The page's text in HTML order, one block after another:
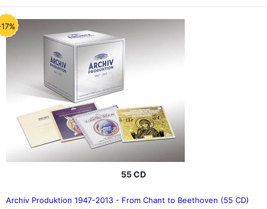
55 CD
Archiv Produktion 1947-2013 - From Chant to Beethoven (55 CD)